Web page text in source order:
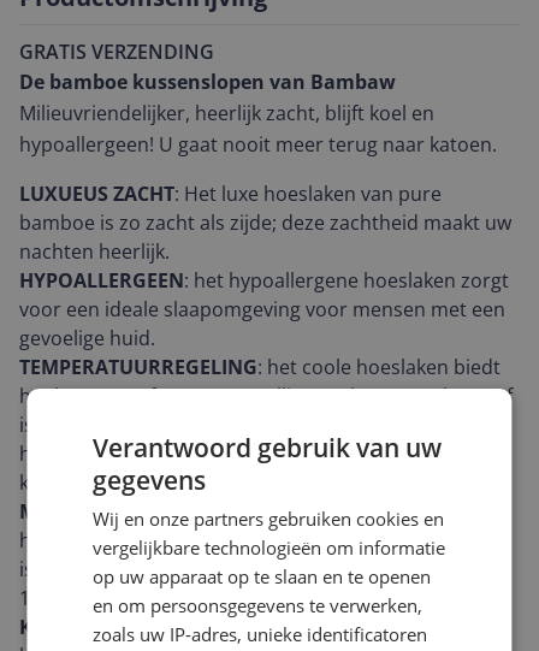
GRATIS VERZENDING
De bamboe kussenslopen van Bambaw
Milieuvriendelijker, heerlijk zacht, blijft koel en
hypoallergeen! U gaat nooit meer terug naar katoen.
LUXUEUS ZACHT: Het luxe hoeslaken van pure
bamboe is zo zacht als zijde; deze zachtheid maakt uw
nachten heerlijk.
HYPOALLERGEEN: het hypoallergene hoeslaken zorgt
voor een ideale slaapomgeving voor mensen met een
gevoelige huid.
TEMPERATUURREGELING: het coole hoeslaken biedt
het beste comfort voor gezellige nachten. Bamboestof
is van nature ademend en absorberend wat helpt bij
het reguleren van de lichaamstemperatuur om het
koel te houden in de zomer en warm in de winter.
MILIEUVRIENDELIJK: Bamboe is een natuurlijk
hernieuwbare bron die snel groeit en milieuvriendelijk
is. Slaap goed in je bamboe lakens wetende dat deze
100% milieuvriendelijk zijn.
KWALITEITSMATERIAAL : 1 x superieure kwaliteit
Verantwoord gebruik van uw
gegevens
Wij en onze partners gebruiken cookies en
vergelijkbare technologieën om informatie
op uw apparaat op te slaan en te openen
en om persoonsgegevens te verwerken,
zoals uw IP-adres, unieke identificatoren